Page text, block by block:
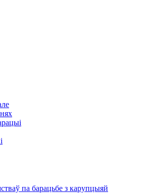
па барацьбе з карупцыяй